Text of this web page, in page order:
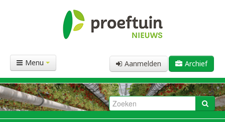
Aanmelden Archief
Menu